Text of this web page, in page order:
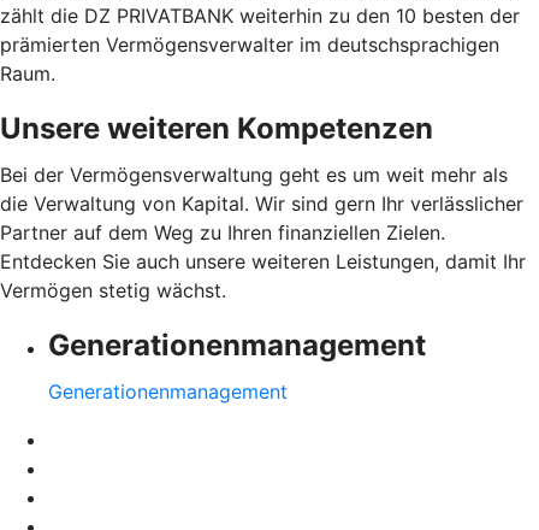
zählt die DZ PRIVATBANK weiterhin zu den 10 besten der
prämierten Vermögensverwalter im deutschsprachigen
Raum.
Unsere weiteren Kompetenzen
Bei der Vermögensverwaltung geht es um weit mehr als
die Verwaltung von Kapital. Wir sind gern Ihr verlässlicher
Partner auf dem Weg zu Ihren finanziellen Zielen.
Entdecken Sie auch unsere weiteren Leistungen, damit Ihr
Vermögen stetig wächst.
Generationenmanagement
Generationenmanagement